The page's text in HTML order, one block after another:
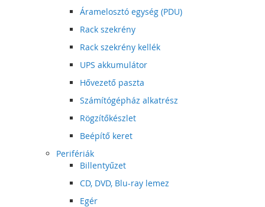
Áramelosztó egység (PDU)
Rack szekrény
Rack szekrény kellék
UPS akkumulátor
Hővezető paszta
Számítógépház alkatrész
Rögzítőkészlet
Beépítő keret
Perifériák
Billentyűzet
CD, DVD, Blu-ray lemez
Egér